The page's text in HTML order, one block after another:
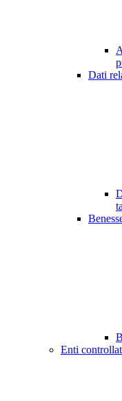
Dati
Enti